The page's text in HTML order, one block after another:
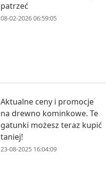
patrzeć
08-02-2026 06:59:05
Aktualne ceny i promocje
na drewno kominkowe. Te
gatunki możesz teraz kupić
taniej!
23-08-2025 16:04:09